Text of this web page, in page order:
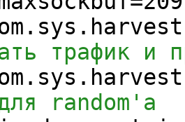
трафик
random'a